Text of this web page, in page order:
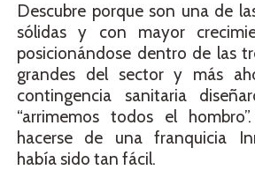
Descubre porque son una de
sólidas y con mayor
posicionándose dentro de las
grandes del sector y más
contingencia sanitaria
“arrimemos todos el
hacerse de una franquicia
había sido tan fácil.